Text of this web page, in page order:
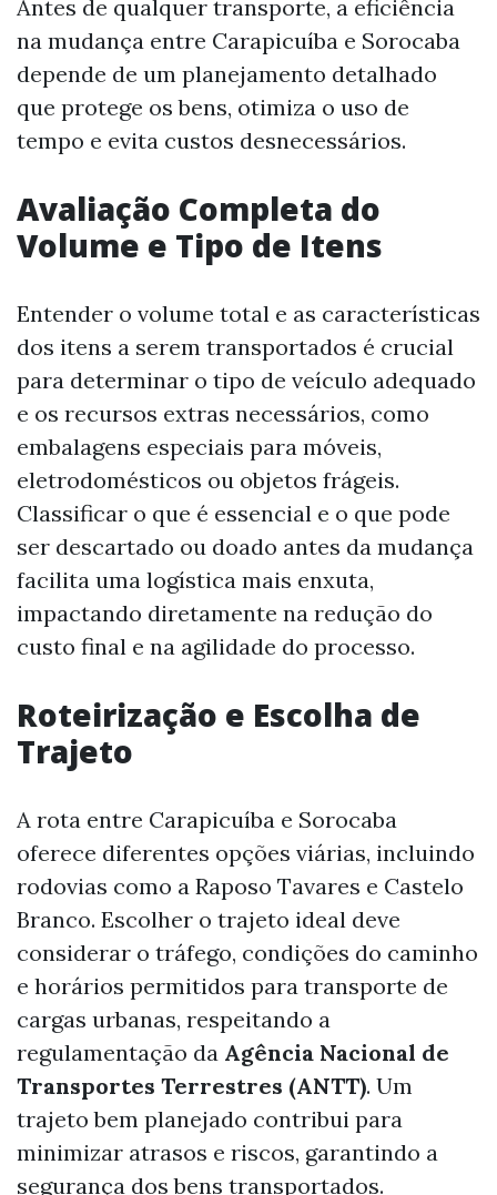
Antes de qualquer transporte, a eficiência
na mudança entre Carapicuíba e Sorocaba
depende de um planejamento detalhado
que protege os bens, otimiza o uso de
tempo e evita custos desnecessários.
Avaliação Completa do
Volume e Tipo de Itens
Entender o volume total e as características
dos itens a serem transportados é crucial
para determinar o tipo de veículo adequado
e os recursos extras necessários, como
embalagens especiais para móveis,
eletrodomésticos ou objetos frágeis.
Classificar o que é essencial e o que pode
ser descartado ou doado antes da mudança
facilita uma logística mais enxuta,
impactando diretamente na redução do
custo final e na agilidade do processo.
Roteirização e Escolha de
Trajeto
A rota entre Carapicuíba e Sorocaba
oferece diferentes opções viárias, incluindo
rodovias como a Raposo Tavares e Castelo
Branco. Escolher o trajeto ideal deve
considerar o tráfego, condições do caminho
e horários permitidos para transporte de
cargas urbanas, respeitando a
regulamentação da Agência Nacional de
Transportes Terrestres (ANTT). Um
trajeto bem planejado contribui para
minimizar atrasos e riscos, garantindo a
segurança dos bens transportados.